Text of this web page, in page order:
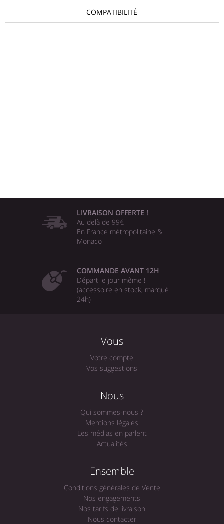
COMPATIBILITÉ
LIVRAISON OFFERTE !
Au delà de 99€
En France métropolitaine &
Monaco
COMMANDE AVANT 12H
Départ le jour même !
(accessoire en stock, marqué
24h)
Vous
Votre compte
Vos suggestions
Nous
Qui sommes-nous ?
Mentions légales
Les médias en parlent
Actualités
Ensemble
Conditions générales de Vente
Nos engagements
Nos tarifs de livraison
Nous contacter